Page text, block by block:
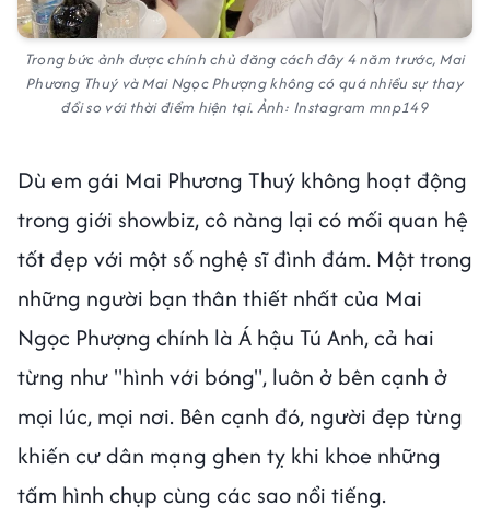
Trong bức ảnh được chính chủ đăng cách đây 4 năm trước, Mai
Phương Thuý và Mai Ngọc Phượng không có quá nhiều sự thay
đổi so với thời điểm hiện tại. Ảnh: Instagram mnp149
Dù em gái Mai Phương Thuý không hoạt động
trong giới showbiz, cô nàng lại có mối quan hệ
tốt đẹp với một số nghệ sĩ đình đám. Một trong
những người bạn thân thiết nhất của Mai
Ngọc Phượng chính là Á hậu Tú Anh, cả hai
từng như "hình với bóng", luôn ở bên cạnh ở
mọi lúc, mọi nơi. Bên cạnh đó, người đẹp từng
khiến cư dân mạng ghen tỵ khi khoe những
tấm hình chụp cùng các sao nổi tiếng.